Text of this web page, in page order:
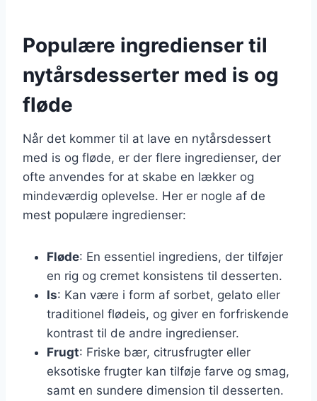
Populære ingredienser til
nytårsdesserter med is og
fløde
Når det kommer til at lave en nytårsdessert
med is og fløde, er der flere ingredienser, der
ofte anvendes for at skabe en lækker og
mindeværdig oplevelse. Her er nogle af de
mest populære ingredienser:
Fløde: En essentiel ingrediens, der tilføjer
en rig og cremet konsistens til desserten.
Is: Kan være i form af sorbet, gelato eller
traditionel flødeis, og giver en forfriskende
kontrast til de andre ingredienser.
Frugt: Friske bær, citrusfrugter eller
eksotiske frugter kan tilføje farve og smag,
samt en sundere dimension til desserten.